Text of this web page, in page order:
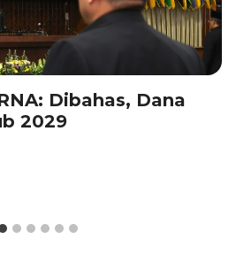
Dibahas, Dana
2029